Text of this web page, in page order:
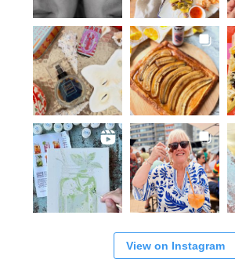
View on Instagram